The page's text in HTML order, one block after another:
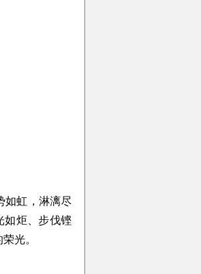
如虹，淋漓尽
如炬、步伐铿
光。